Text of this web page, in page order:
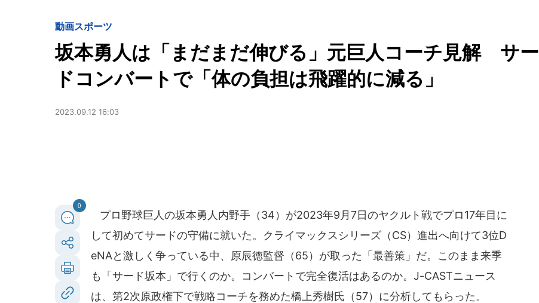
動画スポーツ
坂本勇人は「まだまだ伸びる」元巨人コーチ見解 サー
ドコンバートで「体の負担は飛躍的に減る」
2023.09.12 16:03
0
プロ野球巨人の坂本勇人内野手（34）が2023年9月7日のヤクルト戦でプロ17年目に
して初めてサードの守備に就いた。クライマックスシリーズ（CS）進出へ向けて3位D
eNAと激しく争っている中、原辰徳監督（65）が取った「最善策」だ。このまま来季
も「サード坂本」で行くのか。コンバートで完全復活はあるのか。J-CASTニュース
は、第2次原政権下で戦略コーチを務めた橋上秀樹氏（57）に分析してもらった。